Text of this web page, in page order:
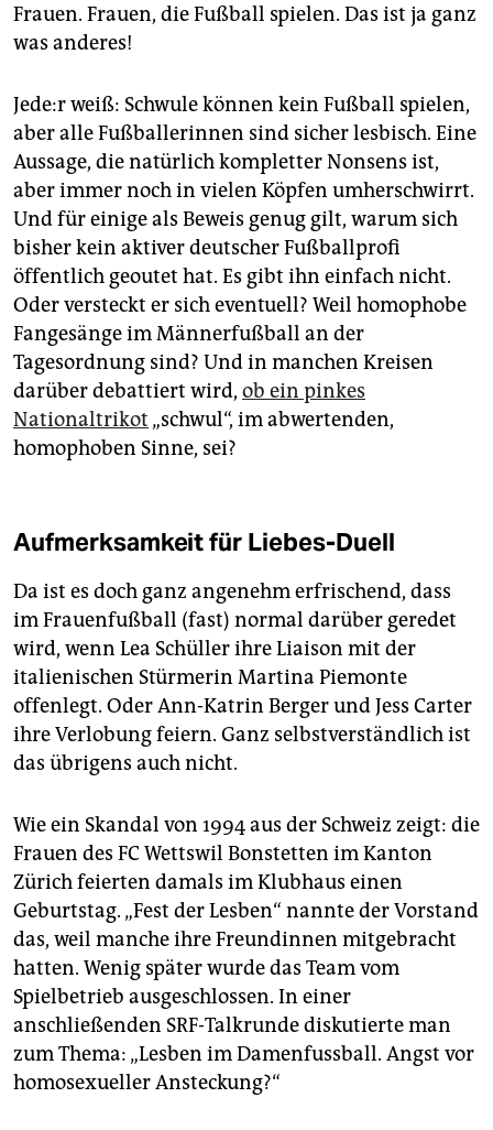
Frauen. Frauen, die Fußball spielen. Das ist ja ganz
was anderes!
Je­de:r weiß: Schwule können kein Fußball spielen,
aber alle Fußballerinnen sind sicher lesbisch. Eine
Aussage, die natürlich kompletter Nonsens ist,
aber immer noch in vielen Köpfen umherschwirrt.
Und für einige als Beweis genug gilt, warum sich
bisher kein aktiver deutscher Fußballprofi
öffentlich geoutet hat. Es gibt ihn einfach nicht.
Oder versteckt er sich eventuell? Weil homophobe
Fangesänge im Männerfußball an der
Tagesordnung sind? Und in manchen Kreisen
darüber debattiert wird, ob ein pinkes
Nationaltrikot „schwul“, im abwertenden,
homophoben Sinne, sei?
Aufmerksamkeit für Liebes-Duell
Da ist es doch ganz angenehm erfrischend, dass
im Frauenfußball (fast) normal darüber geredet
wird, wenn Lea Schüller ihre Liaison mit der
italienischen Stürmerin Martina Piemonte
offenlegt. Oder Ann-Katrin Berger und Jess Carter
ihre Verlobung feiern. Ganz selbstverständlich ist
das übrigens auch nicht.
Wie ein Skandal von 1994 aus der Schweiz zeigt: die
Frauen des FC Wettswil Bonstetten im Kanton
Zürich feierten damals im Klubhaus einen
Geburtstag. „Fest der Lesben“ nannte der Vorstand
das, weil manche ihre Freundinnen mitgebracht
hatten. Wenig später wurde das Team vom
Spielbetrieb ausgeschlossen. In einer
anschließenden SRF-Talkrunde diskutierte man
zum Thema: „Lesben im Damenfussball. Angst vor
homosexueller Ansteckung?“